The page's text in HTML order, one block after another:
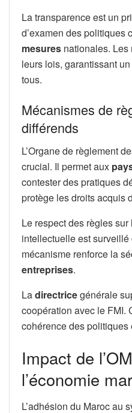
La transparence est un
d’examen des politiques
mesures nationales.
leurs lois, garantissant un
tous.
Mécanismes de
différends
L’Organe de règlement
crucial. Il permet aux
contester des pratiques
protège les droits acquis
Le respect des règles sur
intellectuelle est
mécanisme renforce la
entreprises.
Ladirectricegénérale
coopération avec le FMI.
cohérence des politiques
Impact de
l’économie
L’adhésion du Maroc au